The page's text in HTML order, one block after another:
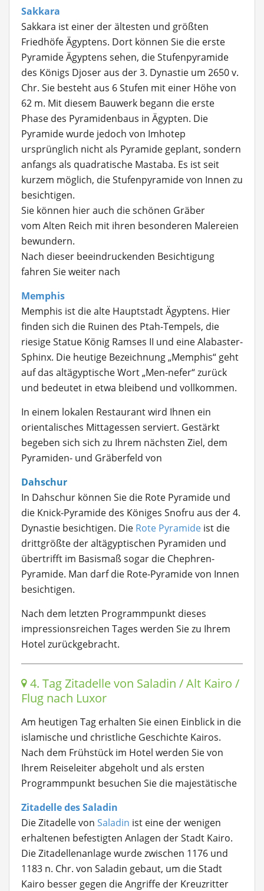
Sakkara
Sakkara ist einer der ältesten und größten
Friedhöfe Ägyptens. Dort können Sie die erste
Pyramide Ägyptens sehen, die Stufenpyramide
des Königs Djoser aus der 3. Dynastie um 2650 v.
Chr. Sie besteht aus 6 Stufen mit einer Höhe von
62 m. Mit diesem Bauwerk begann die erste
Phase des Pyramidenbaus in Ägypten. Die
Pyramide wurde jedoch von Imhotep
ursprünglich nicht als Pyramide geplant, sondern
anfangs als quadratische Mastaba. Es ist seit
kurzem möglich, die Stufenpyramide von Innen zu
besichtigen.
Sie können hier auch die schönen Gräber
vom Alten Reich mit ihren besonderen Malereien
bewundern.
Nach dieser beeindruckenden Besichtigung
fahren Sie weiter nach
Memphis
Memphis ist die alte Hauptstadt Ägyptens. Hier
finden sich die Ruinen des Ptah-Tempels, die
riesige Statue König Ramses II und eine Alabaster-
Sphinx. Die heutige Bezeichnung „Memphis“ geht
auf das altägyptische Wort „Men-nefer“ zurück
und bedeutet in etwa bleibend und vollkommen.
In einem lokalen Restaurant wird Ihnen ein
orientalisches Mittagessen serviert. Gestärkt
begeben sich sich zu Ihrem nächsten Ziel, dem
Pyramiden- und Gräberfeld von
Dahschur
In Dahschur können Sie die Rote Pyramide und
die Knick-Pyramide des Königes Snofru aus der 4.
Dynastie besichtigen. Die Rote Pyramide ist die
drittgrößte der altägyptischen Pyramiden und
übertrifft im Basismaß sogar die Chephren-
Pyramide. Man darf die Rote-Pyramide von Innen
besichtigen.
Nach dem letzten Programmpunkt dieses
impressionsreichen Tages werden Sie zu Ihrem
Hotel zurückgebracht.
4. Tag Zitadelle von Saladin / Alt Kairo /
Flug nach Luxor
Am heutigen Tag erhalten Sie einen Einblick in die
islamische und christliche Geschichte Kairos.
Nach dem Frühstück im Hotel werden Sie von
Ihrem Reiseleiter abgeholt und als ersten
Programmpunkt besuchen Sie die majestätische
Zitadelle des Saladin
Die Zitadelle von Saladin ist eine der wenigen
erhaltenen befestigten Anlagen der Stadt Kairo.
Die Zitadellenanlage wurde zwischen 1176 und
1183 n. Chr. von Saladin gebaut, um die Stadt
Kairo besser gegen die Angriffe der Kreuzritter